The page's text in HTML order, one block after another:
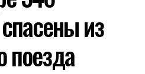
из
поезда